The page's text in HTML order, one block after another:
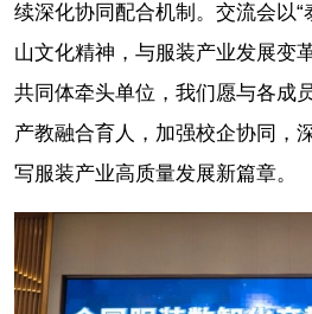
续深化协同配合机制。交流会以“
山文化精神，与服装产业发展变
共同体牵头单位，我们愿与各成
产教融合育人，加强校企协同，
写服装产业高质量发展新篇章。